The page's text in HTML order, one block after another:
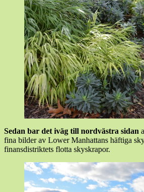
Sedan bar det iväg till nordvästra sidan
fina bilder av Lower Manhattans häftiga
finansdistriktets flotta skyskrapor.